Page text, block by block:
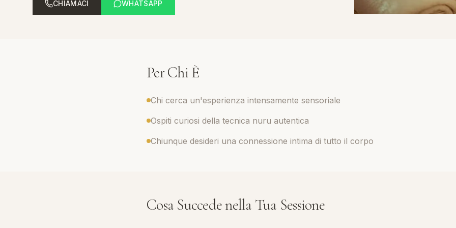
CHIAMACI WHATSAPP
Per Chi È
Chi cerca un'esperienza intensamente sensoriale
Ospiti curiosi della tecnica nuru autentica
Chiunque desideri una connessione intima di tutto il corpo
Cosa Succede nella Tua Sessione